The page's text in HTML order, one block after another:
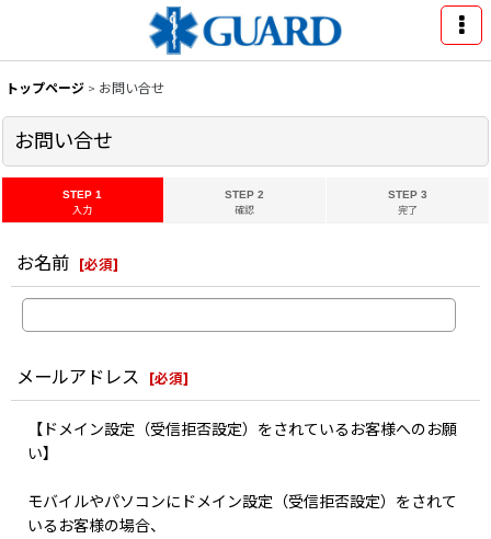
トップページ > お問い合せ
お問い合せ
STEP 1
入力
STEP 2
確認
STEP 3
完了
お名前 [必須]
メールアドレス [必須]
【ドメイン設定（受信拒否設定）をされているお客様へのお願
い】
モバイルやパソコンにドメイン設定（受信拒否設定）をされて
いるお客様の場合、